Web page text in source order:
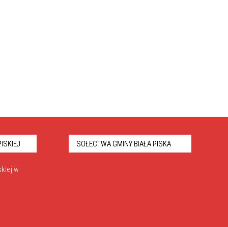
w
SOŁECTWA GMINY BIAŁA PISKA